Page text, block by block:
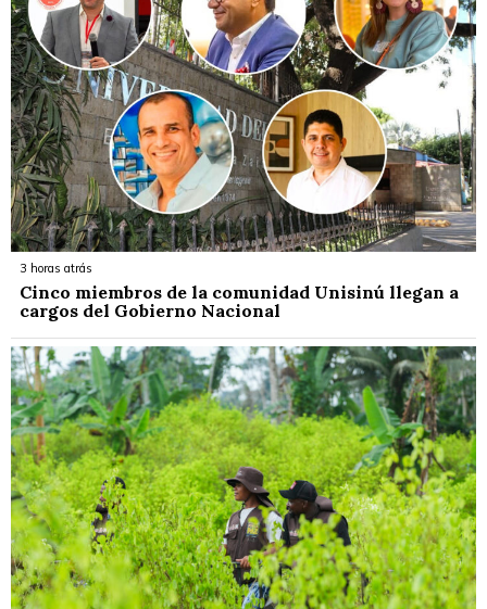
3 horas atrás
Cinco miembros de la comunidad Unisinú llegan a
cargos del Gobierno Nacional